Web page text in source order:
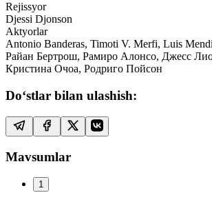
Rejissyor
Djessi Djonson
Aktyorlar
Antonio Banderas, Timoti V. Merfi, Luis
Райан Бертрош, Рамиро Алонсо, Джесс
Кристина Очоа, Родриго Пойсон
Do‘stlar bilan ulashish:
Mavsumlar
1